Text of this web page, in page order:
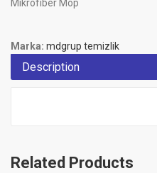
Mikrofiber Mop
Marka: mdgrup temizlik
Description
Related Products